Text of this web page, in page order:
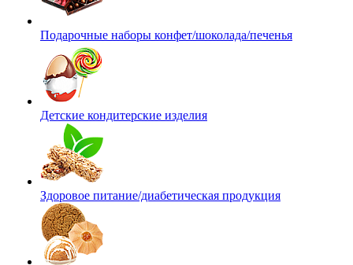
Подарочные наборы конфет/шоколада/печенья
Детские кондитерские изделия
Здоровое питание/диабетическая продукция